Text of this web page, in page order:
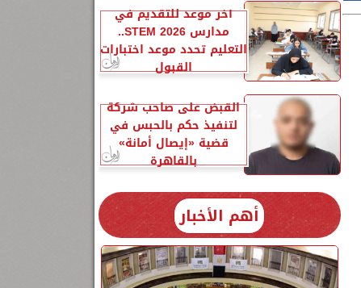
آخر موعد للتقديم في
مدارس STEM 2026..
التعليم تحدد موعد اختبارات
القبول
القبض على صاحب شركة
لتنفيذ حكم بالحبس في
قضية «إيصال أمانة»
بالقاهرة
أهم الأخبار